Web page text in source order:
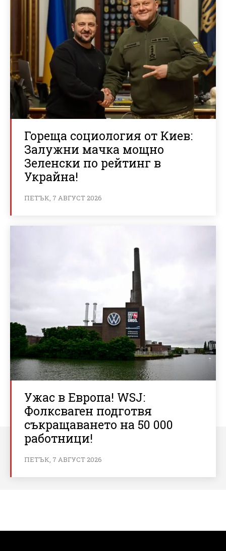
Гореща социология от Киев:
Залужни мачка мощно
Зеленски по рейтинг в
Украйна!
ПЕТЪК, 7 АВГУСТ 2026
Ужас в Европа! WSJ:
Фолксваген подготвя
съкращаването на 50 000
работници!
ПЕТЪК, 7 АВГУСТ 2026